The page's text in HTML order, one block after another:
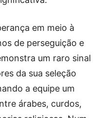
em meio à
de perseguição e
um raro sinal
da sua seleção
a equipe um
árabes, curdos,